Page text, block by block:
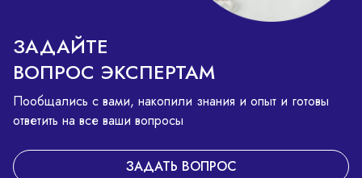
ЗАДАЙТЕ
ВОПРОС ЭКСПЕРТАМ
Пообщались с вами, накопили знания и опыт и готовы
ответить на все ваши вопросы
ЗАДАТЬ ВОПРОС